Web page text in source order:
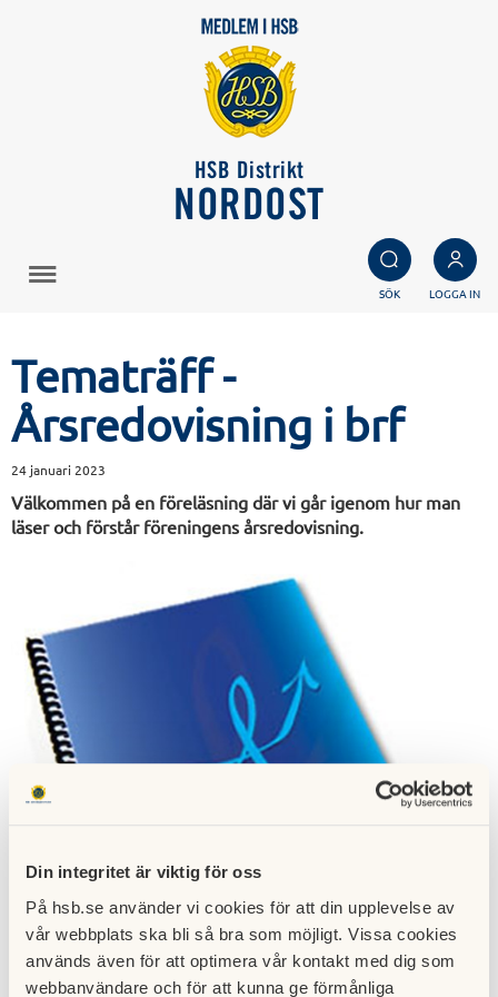
Din integritet är viktig för oss
På hsb.se använder vi cookies för att din upplevelse av
vår webbplats ska bli så bra som möjligt. Vissa cookies
används även för att optimera vår kontakt med dig som
webbanvändare och för att kunna ge förmånliga
HSB Distrikt
NORDOST
SÖK LOGGA IN
Tematräff -
Årsredovisning i brf
24 januari 2023
Välkommen på en föreläsning där vi går igenom hur man
läser och förstår föreningens årsredovisning.